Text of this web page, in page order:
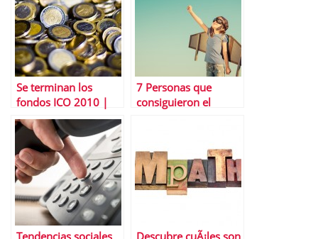
Se terminan los
fondos ICO 2010 |
Timing Ãºltimas
operaciones
7 Personas que
consiguieron el